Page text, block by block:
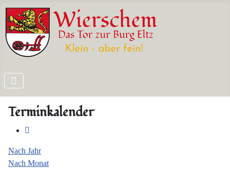
Terminkalender
Nach Jahr
Nach Monat